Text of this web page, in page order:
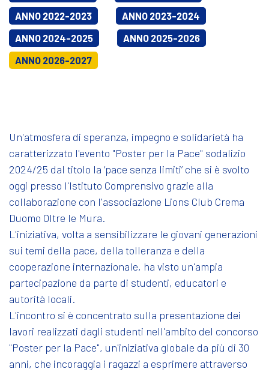
ANNO 2022-2023
ANNO 2023-2024
ANNO 2024-2025
ANNO 2025-2026
ANNO 2026-2027
Un'atmosfera di speranza, impegno e solidarietà ha
caratterizzato l'evento "Poster per la Pace" sodalizio
2024/25 dal titolo la ‘pace senza limiti’ che si è svolto
oggi presso l'Istituto Comprensivo grazie alla
collaborazione con l'associazione Lions Club Crema
Duomo Oltre le Mura.
L'iniziativa, volta a sensibilizzare le giovani generazioni
sui temi della pace, della tolleranza e della
cooperazione internazionale, ha visto un'ampia
partecipazione da parte di studenti, educatori e
autorità locali.
L'incontro si è concentrato sulla presentazione dei
lavori realizzati dagli studenti nell'ambito del concorso
"Poster per la Pace", un'iniziativa globale da più di 30
anni, che incoraggia i ragazzi a esprimere attraverso